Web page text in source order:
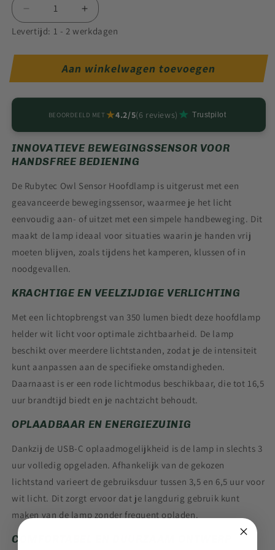
Aantal
verlagen
voor
Hoofdlamp
Aantal
verhogen
voor
Hoofdlamp
-
Levertijd: 1 - 2 werkdagen
Aan winkelwagen toevoegen
BEOORDEELD MET ★4.2/5(6 reviews) Trustpilot
INNOVATIEVE BEWEGINGSSENSOR VOOR
HANDSFREE BEDIENING
De Rubytec Owl Sensor Hoofdlamp is uitgerust met een
geavanceerde bewegingssensor, waarmee je het licht
eenvoudig aan- of uitzet met een simpele handbeweging. Dit
maakt de lamp ideaal voor situaties waarin je handen vrij
moeten blijven, zoals tijdens het kamperen, klussen of in
noodgevallen.
KRACHTIGE EN VEELZIJDIGE VERLICHTING
Met een lichtopbrengst van 350 lumen biedt deze hoofdlamp
helder wit licht voor optimale zichtbaarheid. De lamp
beschikt over meerdere lichtstanden, zodat je de intensiteit
kunt aanpassen aan de specifieke omstandigheden.
Daarnaast is er een rode lichtmodus beschikbaar, die tot 16,5
uur brandtijd biedt en je nachtzicht behoudt.
OPLAADBAAR EN ENERGIEZUINIG
Dankzij de USB-C oplaadmogelijkheid is de lamp in slechts 3
uur volledig opgeladen. Afhankelijk van de gekozen
lichtstand varieert de gebruiksduur tussen 3,5 en 6,5 uur voor
wit licht. Dit zorgt ervoor dat je langdurig gebruik kunt
maken van de lamp zonder frequent opladen.
COMFORTABEL EN DUURZAAM ONTWERP